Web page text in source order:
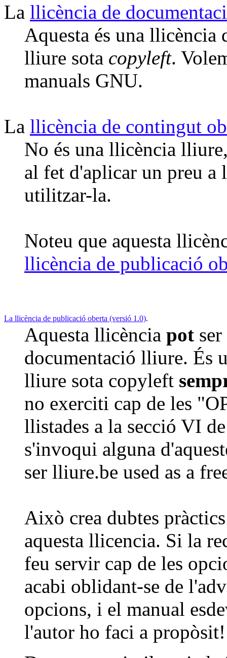
La llicència de
Aquesta és una
lliure sota copyleft.
manuals GNU.
La llicència de contingut
No és una llicència
al fet d'aplicar un preu a
utilitzar-la.
Noteu que aquesta
llicència de publicació
La llicència de publicació oberta (versió 1.0).
Aquesta llicència pot
documentació lliure. És
lliure sota copyleft
no exerciti cap de les
llistades a la secció VI
s'invoqui alguna
ser lliure.be used as a
Això crea dubtes
aquesta llicencia. Si la
feu servir cap de les
acabi oblidant-se de
opcions, i el manual
l'autor ho faci a propòsit!